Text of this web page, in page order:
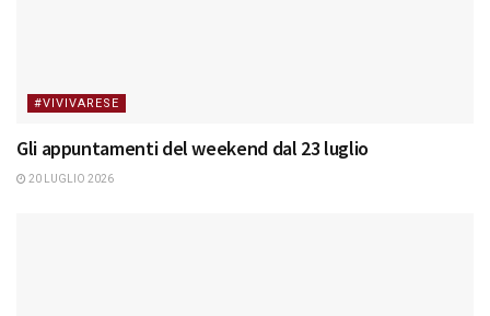
#VIVIVARESE
Gli appuntamenti del weekend dal 23 luglio
20 LUGLIO 2026